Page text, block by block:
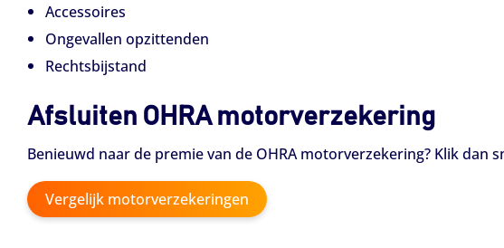
Accessoires
Ongevallen opzittenden
Rechtsbijstand
Afsluiten OHRA motorverzekering
Benieuwd naar de premie van de OHRA motorverzekering? Klik
Vergelijk motorverzekeringen